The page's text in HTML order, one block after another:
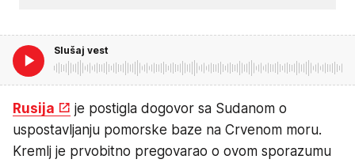
Slušaj vest
Rusija
je postigla dogovor sa Sudanom o
uspostavljanju pomorske baze na Crvenom moru.
Kremlj je prvobitno pregovarao o ovom sporazumu